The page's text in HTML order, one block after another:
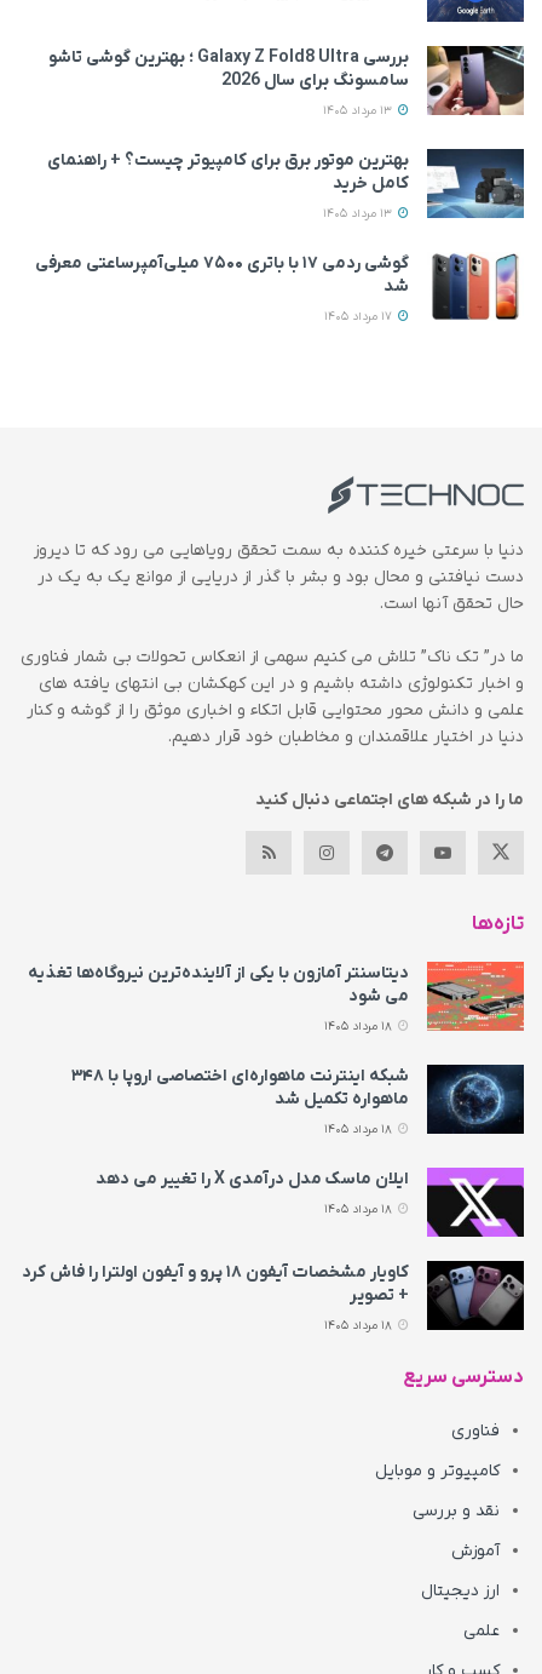
بررسی Galaxy Z Fold8 Ultra ؛ بهترین گوشی تاشو
سامسونگ برای سال 2026
بهترین موتور برق برای کامپیوتر چیست؟ + راهنمای
کامل خرید
گوشی ردمی ۱۷ با باتری ۷۵۰۰ میلی‌آمپرساعتی معرفی
شد
دنیا با سرعتی خیره کننده به سمت تحقق رویاهایی می رود که تا دیروز
دست نیافتنی و محال بود و بشر با گذر از دریایی از موانع یک به یک در
حال تحقق آنها است.
ما در” تک ناک” تلاش می کنیم سهمی از انعکاس تحولات بی شمار فناوری
و اخبار تکنولوژی داشته باشیم و در این کهکشان بی انتهای یافته های
علمی و دانش محور محتوایی قابل اتکاء و اخباری موثق را از گوشه و کنار
دنیا در اختیار علاقمندان و مخاطبان خود قرار دهیم.
ما را در شبکه های اجتماعی دنبال کنید
تازه‌ها
دیتاسنتر آمازون با یکی از آلاینده‌ترین نیروگاه‌ها تغذیه
می‌ شود
شبکه اینترنت ماهواره‌ای اختصاصی اروپا با ۳۴۸
ماهواره تکمیل شد
ایلان ماسک مدل درآمدی X را تغییر می‌ دهد
کاویار مشخصات آیفون ۱۸ پرو و آیفون اولترا را فاش کرد
+ تصویر
دسترسی سریع
فناوری
کامپیوتر و موبایل
نقد و بررسی
آموزش
ارز دیجیتال
علمی